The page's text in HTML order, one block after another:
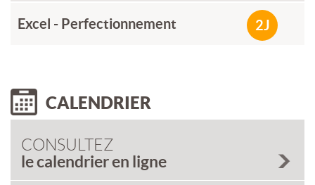
Excel - Perfectionnement 2J
CALENDRIER
CONSULTEZ
le calendrier en ligne